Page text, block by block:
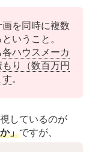
を同時に複数
いうこと。
各ハウスメーカ
り（数百万円
。
しているのが
」ですが、